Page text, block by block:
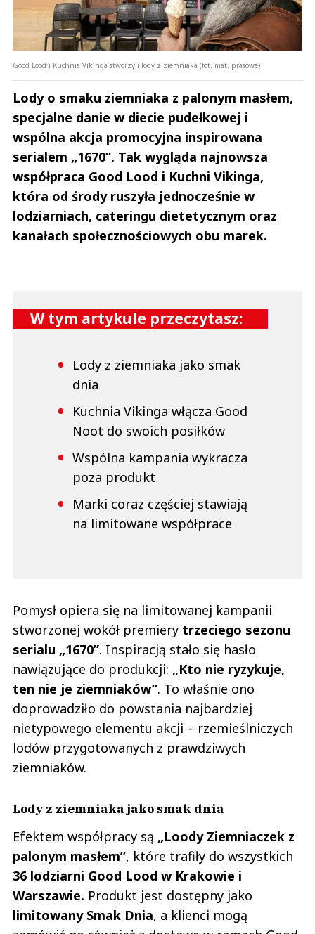
Good Lood i Kuchnia Vikinga stworzyli lody z ziemniaka (fot. mat. prasowe)
Lody o smaku ziemniaka z palonym masłem,
specjalne danie w diecie pudełkowej i
wspólna akcja promocyjna inspirowana
serialem „1670”. Tak wygląda najnowsza
współpraca Good Lood i Kuchni Vikinga,
która od środy ruszyła jednocześnie w
lodziarniach, cateringu dietetycznym oraz
kanałach społecznościowych obu marek.
W tym artykule przeczytasz:
Lody z ziemniaka jako smak
dnia
Kuchnia Vikinga włącza Good
Noot do swoich posiłków
Wspólna kampania wykracza
poza produkt
Marki coraz częściej stawiają
na limitowane współprace
Pomysł opiera się na limitowanej kampanii
stworzonej wokół premiery trzeciego sezonu
serialu „1670”. Inspiracją stało się hasło
nawiązujące do produkcji: „Kto nie ryzykuje,
ten nie je ziemniaków”. To właśnie ono
doprowadziło do powstania najbardziej
nietypowego elementu akcji – rzemieślniczych
lodów przygotowanych z prawdziwych
ziemniaków.
Lody z ziemniaka jako smak dnia
Efektem współpracy są „Loody Ziemniaczek z
palonym masłem”, które trafiły do wszystkich
36 lodziarni Good Lood w Krakowie i
Warszawie. Produkt jest dostępny jako
limitowany Smak Dnia, a klienci mogą